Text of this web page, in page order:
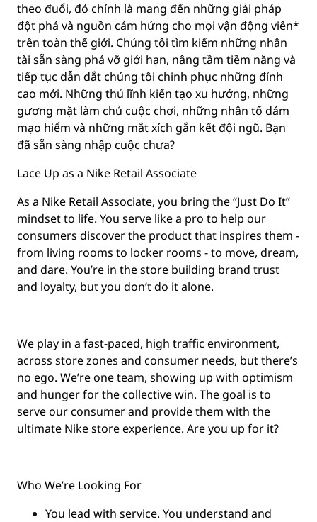
theo đuổi, đó chính là mang đến những giải pháp
đột phá và nguồn cảm hứng cho mọi vận động viên*
trên toàn thế giới. Chúng tôi tìm kiếm những nhân
tài sẵn sàng phá vỡ giới hạn, nâng tầm tiềm năng và
tiếp tục dẫn dắt chúng tôi chinh phục những đỉnh
cao mới. Những thủ lĩnh kiến tạo xu hướng, những
gương mặt làm chủ cuộc chơi, những nhân tố dám
mạo hiểm và những mắt xích gắn kết đội ngũ. Bạn
đã sẵn sàng nhập cuộc chưa?
Lace Up as a Nike Retail Associate
As a Nike Retail Associate, you bring the “Just Do It”
mindset to life. You serve like a pro to help our
consumers discover the product that inspires them -
from living rooms to locker rooms - to move, dream,
and dare. You’re in the store building brand trust
and loyalty, but you don’t do it alone.
We play in a fast-paced, high traffic environment,
across store zones and consumer needs, but there’s
no ego. We’re one team, showing up with optimism
and hunger for the collective win. The goal is to
serve our consumer and provide them with the
ultimate Nike store experience. Are you up for it?
Who We’re Looking For
You lead with service. You understand and